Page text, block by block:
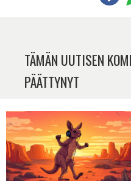
TÄMÄN UUTISEN
PÄÄTTYNYT